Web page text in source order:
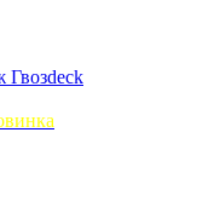
Гвозdeck